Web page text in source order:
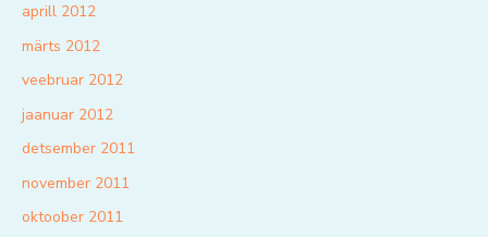
aprill 2012
märts 2012
veebruar 2012
jaanuar 2012
detsember 2011
november 2011
oktoober 2011